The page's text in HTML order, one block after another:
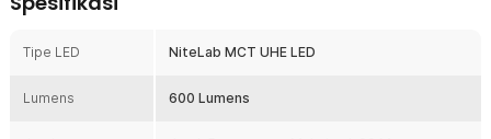
memungkinkan Anda memegangnya hanya dengan dua jari. Lebih
khusus penyimpanan saat dibawa.
MCT UHE LED yang digunakan membuat senter dapat
Tipe LED NiteLab MCT UHE LED
Lumens 600 Lumens